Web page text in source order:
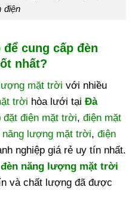
điện
cung cấp đèn
nhất?
mặt trời với nhiều
trời hòa lưới tại Đà
đặt điện mặt trời, điện mặt
năng lượng mặt trời, điện
nghiệp giá rẻ uy tín nhất.
đèn năng lượng mặt trời
và chất lượng đã được